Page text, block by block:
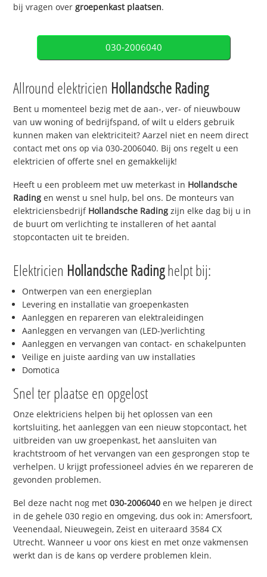
bij vragen over groepenkast plaatsen.
030-2006040
Allround elektricien Hollandsche Rading
Bent u momenteel bezig met de aan-, ver- of nieuwbouw
van uw woning of bedrijfspand, of wilt u elders gebruik
kunnen maken van elektriciteit? Aarzel niet en neem direct
contact met ons op via 030-2006040. Bij ons regelt u een
elektricien of offerte snel en gemakkelijk!
Heeft u een probleem met uw meterkast in Hollandsche
Rading en wenst u snel hulp, bel ons. De monteurs van
elektriciensbedrijf Hollandsche Rading zijn elke dag bij u in
de buurt om verlichting te installeren of het aantal
stopcontacten uit te breiden.
Elektricien Hollandsche Radinghelpt bij:
Ontwerpen van een energieplan
Levering en installatie van groepenkasten
Aanleggen en repareren van elektraleidingen
Aanleggen en vervangen van (LED-)verlichting
Aanleggen en vervangen van contact- en schakelpunten
Veilige en juiste aarding van uw installaties
Domotica
Snel ter plaatse en opgelost
Onze elektriciens helpen bij het oplossen van een
kortsluiting, het aanleggen van een nieuw stopcontact, het
uitbreiden van uw groepenkast, het aansluiten van
krachtstroom of het vervangen van een gesprongen stop te
verhelpen. U krijgt professioneel advies én we repareren de
gevonden problemen.
Bel deze nacht nog met030-2006040 en we helpen je direct
in de gehele 030 regio en omgeving, dus ook in: Amersfoort,
Veenendaal, Nieuwegein, Zeist en uiteraard 3584 CX
Utrecht. Wanneer u voor ons kiest en met onze vakmensen
werkt dan is de kans op verdere problemen klein.